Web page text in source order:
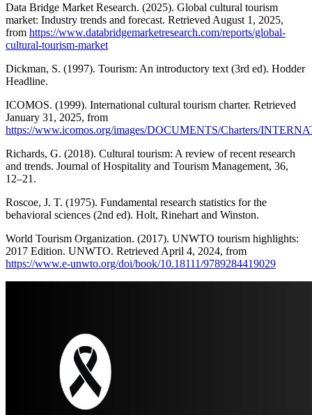
Data Bridge Market Research. (2025). Global cultural tourism
market: Industry trends and forecast. Retrieved August 1, 2025,
from https://www.databridgemarketresearch.com/reports/global-
cultural-tourism-market
Dickman, S. (1997). Tourism: An introductory text (3rd ed). Hodder
Headline.
ICOMOS. (1999). International cultural tourism charter. Retrieved
January 31, 2025, from
https://www.icomos.org/images/DOCUMENTS/Charters/
Richards, G. (2018). Cultural tourism: A review of recent research
and trends. Journal of Hospitality and Tourism Management, 36,
12–21.
Roscoe, J. T. (1975). Fundamental research statistics for the
behavioral sciences (2nd ed). Holt, Rinehart and Winston.
World Tourism Organization. (2017). UNWTO tourism highlights:
2017 Edition. UNWTO. Retrieved April 4, 2024, from
https://www.e-unwto.org/doi/book/10.18111/9789284419029